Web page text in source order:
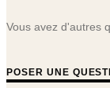
Vous avez d'autres
POSER UNE